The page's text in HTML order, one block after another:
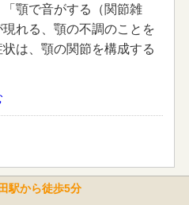
顎で音がする（関節雑
れる、顎の不調のことを
は、顎の関節を構成する
駅から徒歩5分